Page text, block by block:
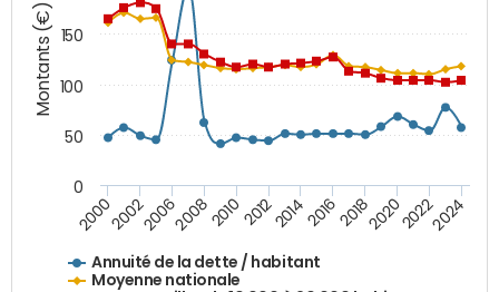
Montants (€)
Annuité de la dette / habitant
Moyenne nationale
200020022006200820102012201420162018202020222024
0
50
100
150